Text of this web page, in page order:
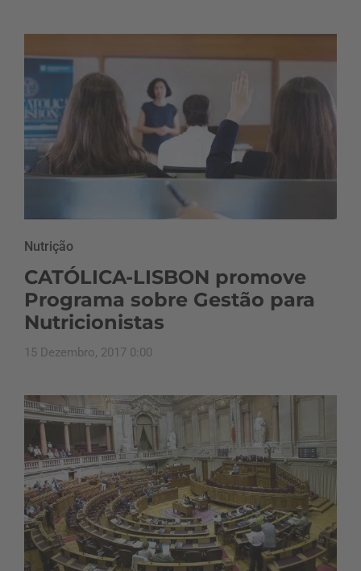
Nutrição
CATÓLICA-LISBON promove
Programa sobre Gestão para
Nutricionistas
15 Dezembro, 2017 0:00